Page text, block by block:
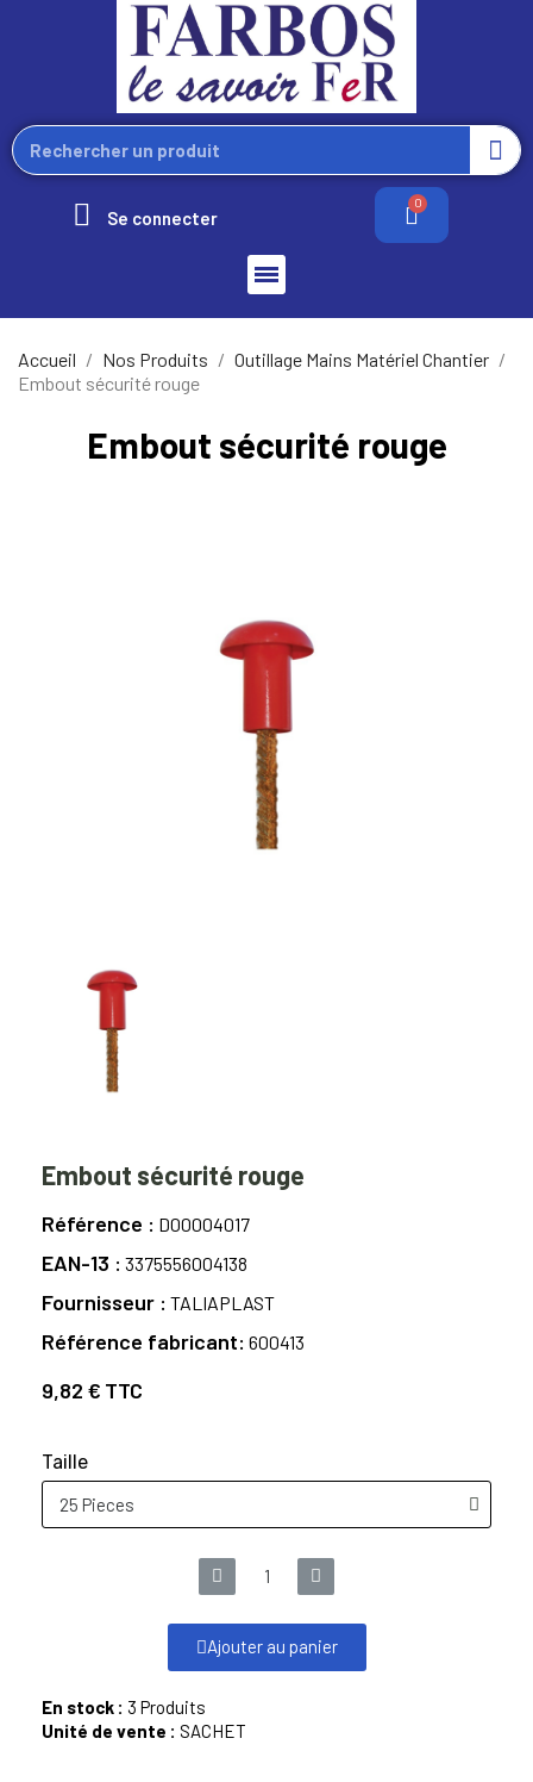
Se connecter
Accueil Nos Produits
Outillage Mains Matériel Chantier
Embout sécurité rouge
Embout sécurité rouge
Embout sécurité rouge
Référence D00004017
EAN-13 3375556004138
Fournisseur TALIAPLAST
Référence fabricant 600413
9,82 € TTC
Taille
Ajouter au panier
En stock : 3 Produits
Unité de vente : SACHET